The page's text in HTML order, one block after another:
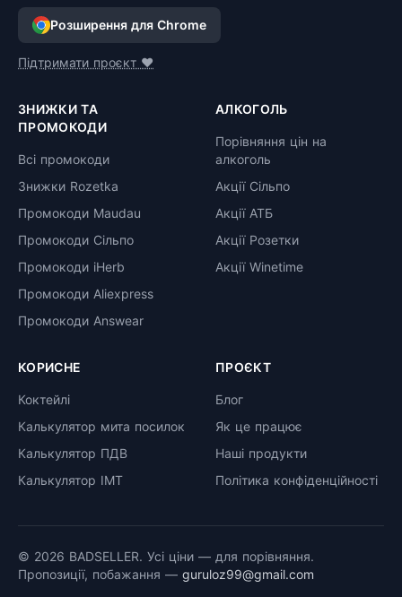
Розширення для Chrome
Підтримати проєкт ❤️
ЗНИЖКИ ТА
ПРОМОКОДИ
Всі промокоди
Знижки Rozetka
Промокоди Maudau
Промокоди Сільпо
Промокоди iHerb
Промокоди Aliexpress
Промокоди Answear
АЛКОГОЛЬ
Порівняння цін на
алкоголь
Акції Сільпо
Акції АТБ
Акції Розетки
Акції Winetime
КОРИСНЕ
Коктейлі
Калькулятор мита посилок
Калькулятор ПДВ
Калькулятор ІМТ
ПРОЄКТ
Блог
Як це працює
Наші продукти
Політика конфіденційності
© 2026 BADSELLER. Усі ціни — для порівняння.
Пропозиції, побажання — guruloz99@gmail.com